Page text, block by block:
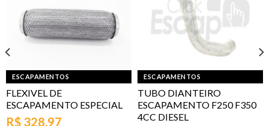
ESCAPAMENTOS
FLEXIVEL DE
ESCAPAMENTO ESPECIAL
R$ 328,97
ESCAPAMENTOS
TUBO DIANTEIRO
ESCAPAMENTO F250 F350
4CC DIESEL